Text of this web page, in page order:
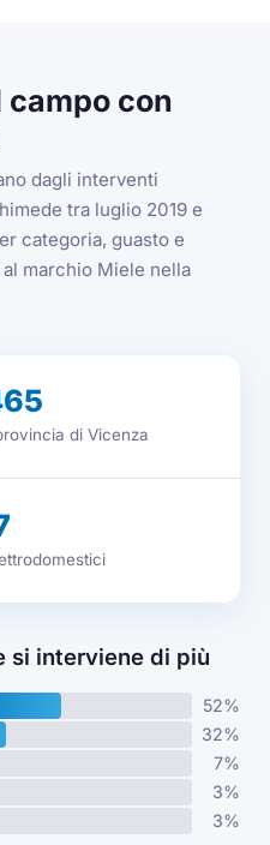
campo con
dagli interventi
tra luglio 2019 e
categoria, guasto e
marchio Miele nella
di Vicenza
si interviene di più
52%
32%
7%
3%
3%